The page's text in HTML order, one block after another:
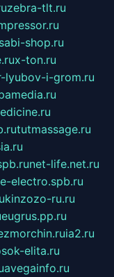
zebra-tlt.ru
shop.ru
x-ton.ru
lyubov-i-grom.ru
tutmassage.ru
net-life.net.ru
electro.spb.ru
kinzozo-ru.ru
eugrus.pp.ru
ia2.ru
elita.ru
avegainfo.ru